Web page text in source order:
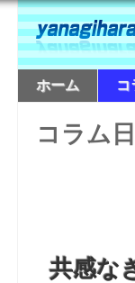
ホーム コ
コラム
共感な